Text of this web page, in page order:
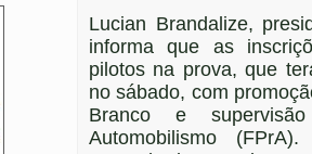
Lucian Brandalize,
informa que as
pilotos na prova, que
no sábado, com
Branco e
Automobilismo